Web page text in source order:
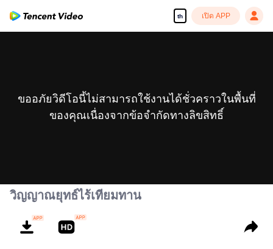
th เปิด APP
ขออภัยวิดีโอนี้ไม่สามารถใช้งานได้ชั่วคราวในพื้นที่
ของคุณเนื่องจากข้อจำกัดทางลิขสิทธิ์
วิญญาณยุทธ์ไร้เทียมทาน